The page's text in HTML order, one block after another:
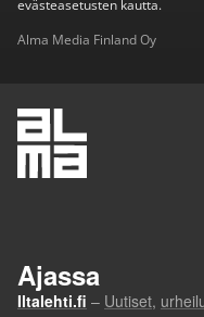
evästeasetusten kautta.
Alma Media Finland Oy